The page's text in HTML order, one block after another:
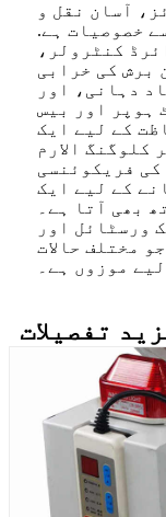
آسان نقل و
خصوصیات ہے.
کنٹرولر،
برش کی خرابی
دہانی، اور
ہوپر اور بیس
کے لیے ایک
کلوگنگ الارم
کی فریکوئنسی
کے لیے ایک
بھی آتا ہے۔
ورسٹائل اور
مختلف حالات
موزوں ہے۔
تفصیلات